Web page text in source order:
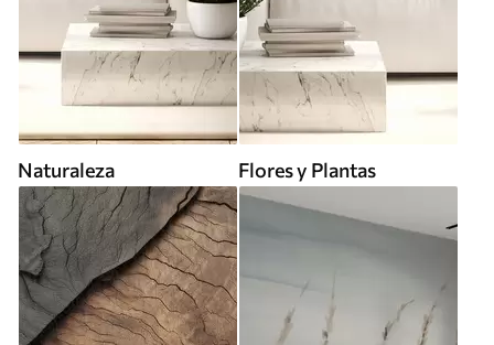
Naturaleza Flores y Plantas